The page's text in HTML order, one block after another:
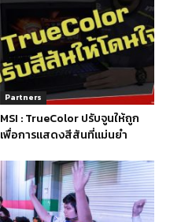
Partners
MSI : TrueColor ปรับจูนให้ถูก
เพื่อการแสดงสีสันที่แม่นยำ